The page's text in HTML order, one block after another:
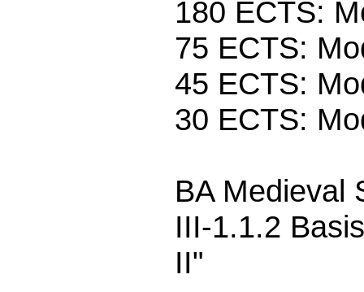
180 ECTS:
75 ECTS:
45 ECTS:
30 ECTS:
BA Medieval
III-1.1.2
II"